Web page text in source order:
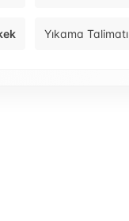
Yıkama Talimatı